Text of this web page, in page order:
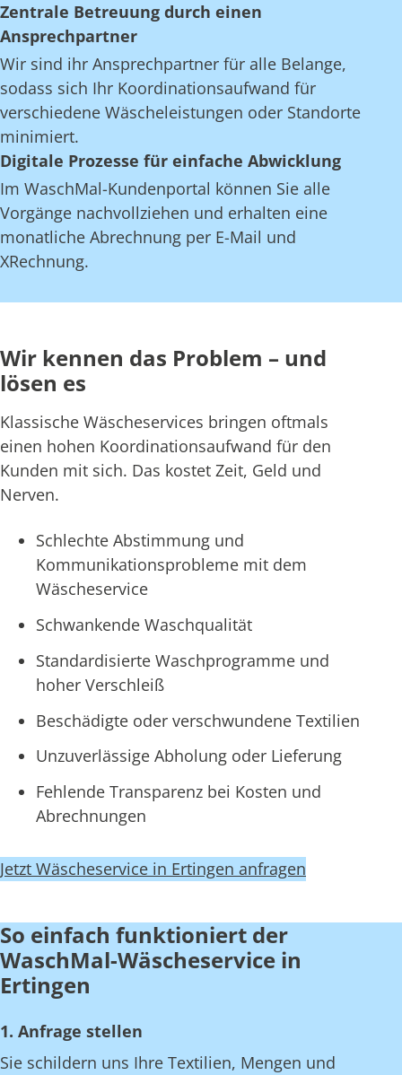
Zentrale Betreuung durch einen
Ansprechpartner
Wir sind ihr Ansprechpartner für alle Belange,
sodass sich Ihr Koordinationsaufwand für
verschiedene Wäscheleistungen oder Standorte
minimiert.
Digitale Prozesse für einfache Abwicklung
Im WaschMal-Kundenportal können Sie alle
Vorgänge nachvollziehen und erhalten eine
monatliche Abrechnung per E-Mail und
XRechnung.
Wir kennen das Problem – und
lösen es
Klassische Wäscheservices bringen oftmals
einen hohen Koordinationsaufwand für den
Kunden mit sich. Das kostet Zeit, Geld und
Nerven.
Schlechte Abstimmung und
Kommunikationsprobleme mit dem
Wäscheservice
Schwankende Waschqualität
Standardisierte Waschprogramme und
hoher Verschleiß
Beschädigte oder verschwundene Textilien
Unzuverlässige Abholung oder Lieferung
Fehlende Transparenz bei Kosten und
Abrechnungen
Jetzt Wäscheservice in Ertingen anfragen
So einfach funktioniert der
WaschMal-Wäscheservice in
Ertingen
1. Anfrage stellen
Sie schildern uns Ihre Textilien, Mengen und